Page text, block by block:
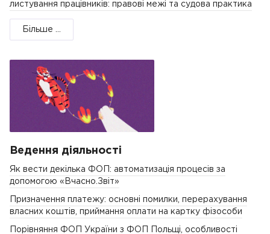
листування працівників: правові межі та судова практика
Більше ...
Ведення діяльності
Як вести декілька ФОП: автоматизація процесів за
допомогою «Вчасно.Звіт»
Призначення платежу: основні помилки, перерахування
власних коштів, приймання оплати на картку фізособи
Порівняння ФОП України з ФОП Польщі, особливості